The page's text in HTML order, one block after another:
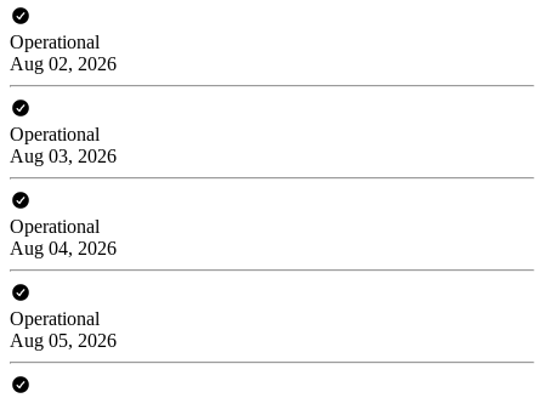
Operational
Aug 02, 2026
Operational
Aug 03, 2026
Operational
Aug 04, 2026
Operational
Aug 05, 2026